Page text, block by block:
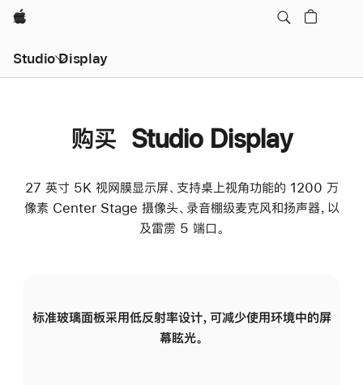
Apple
Studio Display
购买 Studio Display
27 英寸 5K 视网膜显示屏、支持桌上视角功能的 1200 万
像素 Center Stage 摄像头、录音棚级麦克风和扬声器，以
及雷雳 5 端口。
标准玻璃面板采用低反射率设计，可减少使用环境中的屏
幕眩光。